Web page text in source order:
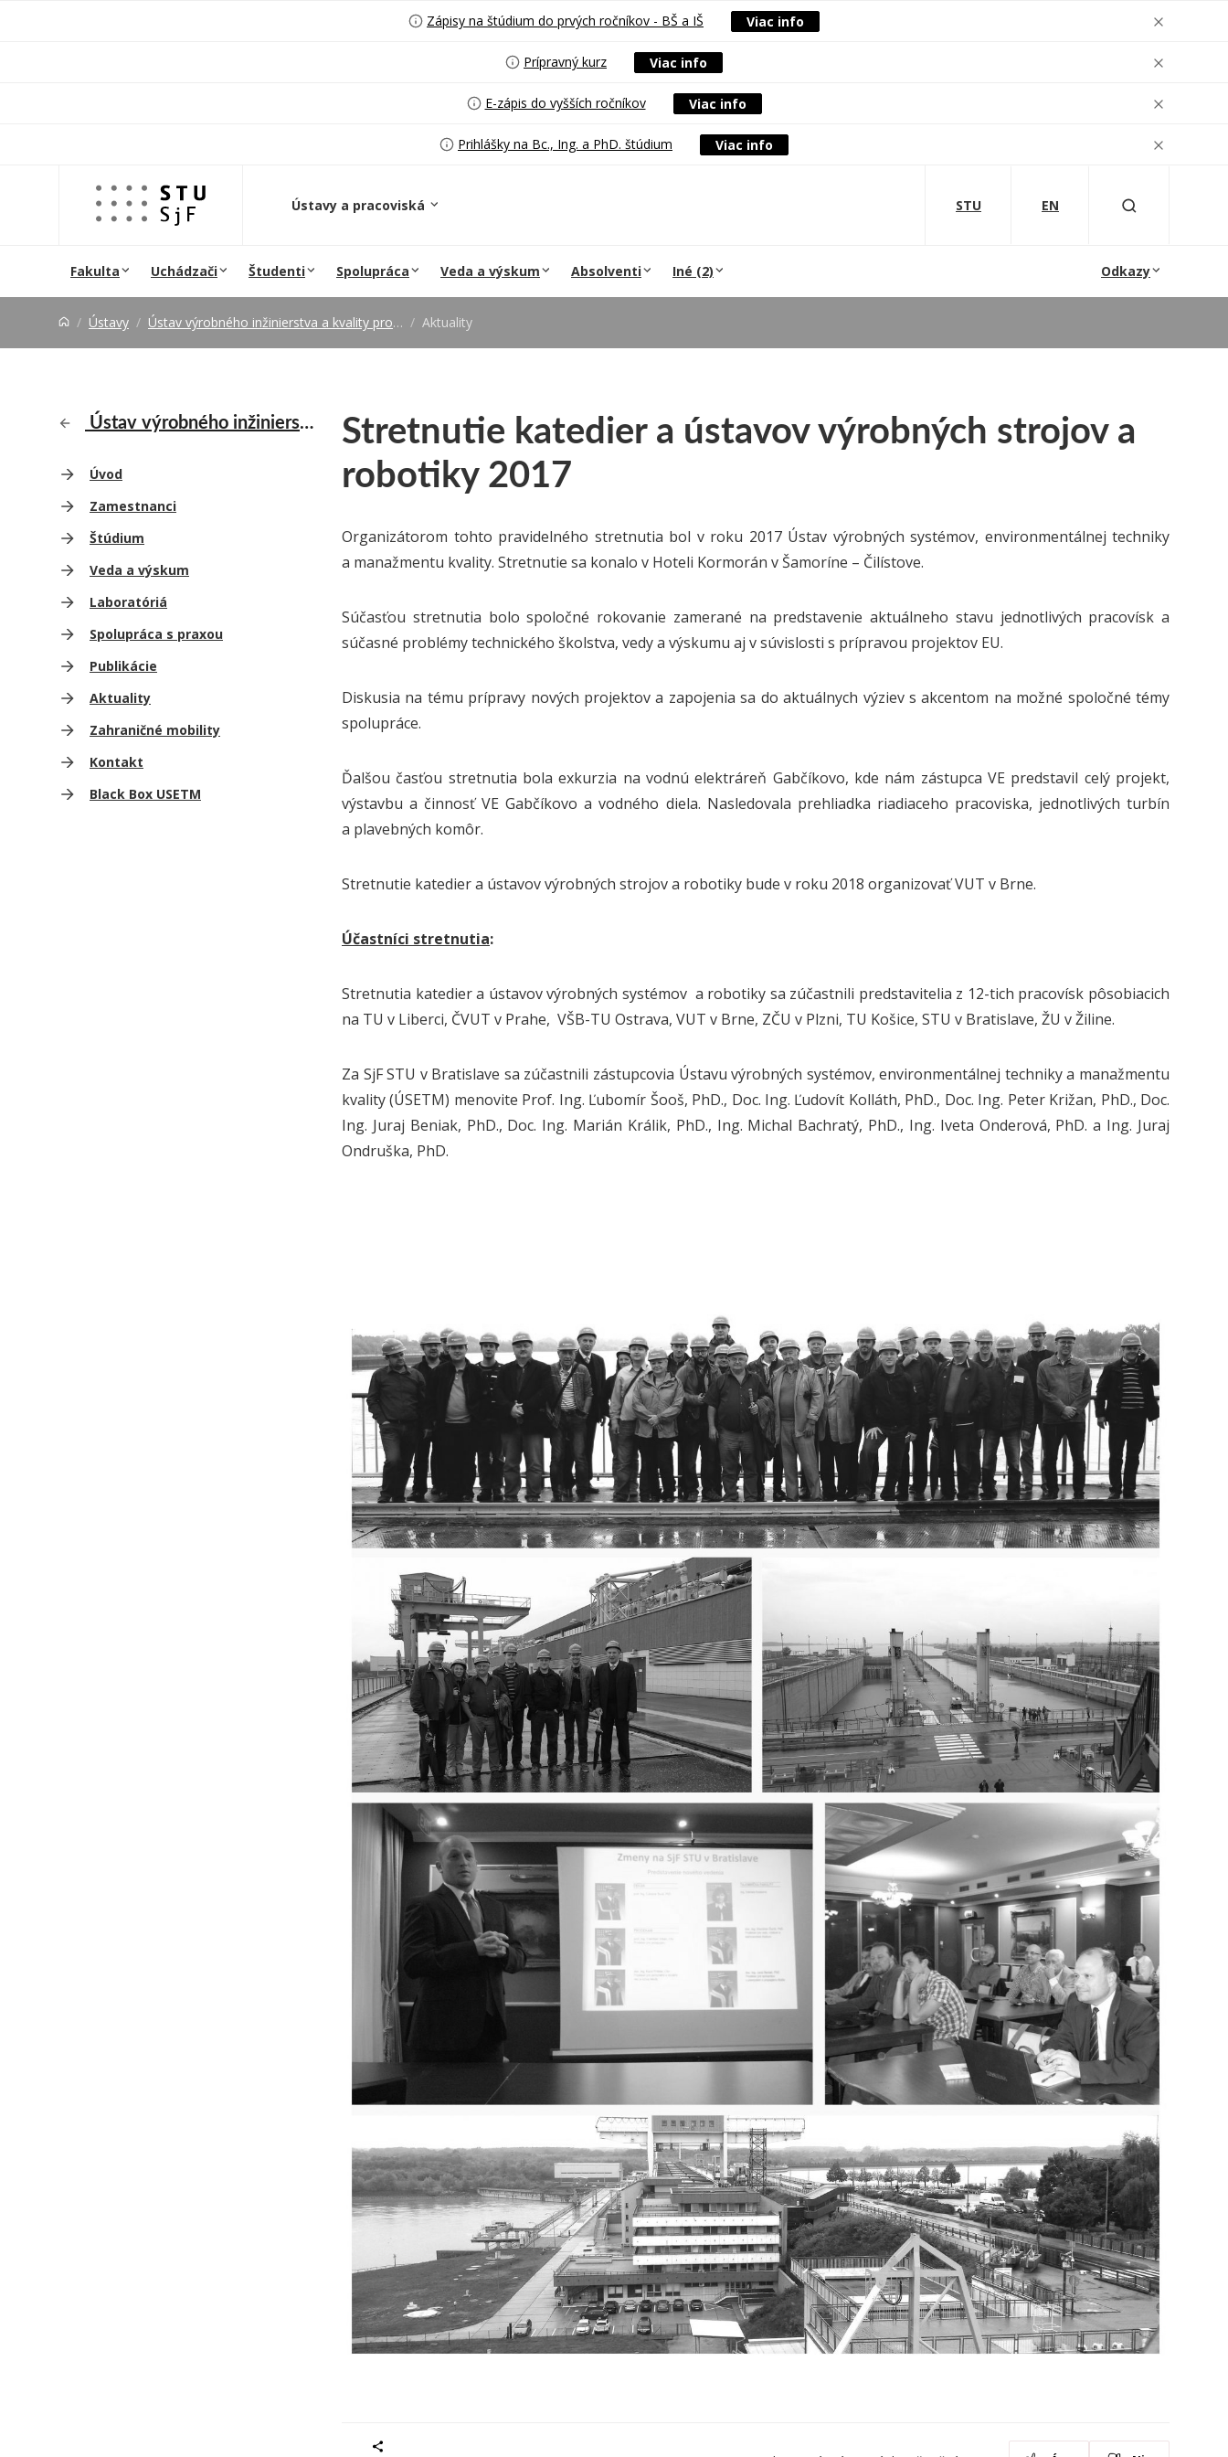
Zápisy na štúdium do prvých ročníkov - BŠ a IŠ Viac info
Prípravný kurz Viac info
E-zápis do vyšších ročníkov Viac info
Prihlášky na Bc., Ing. a PhD. štúdium Viac info
Ústavy a pracoviská STU EN
Fakulta Uchádzači Študenti Spolupráca Veda a výskum Absolventi Iné (2) Odkazy
Ústavy Ústav výrobného inžinierstva a kvality produkcie Aktuality
Ústav výrobného inžinierstva a kvality produkcie
Úvod
Zamestnanci
Štúdium
Veda a výskum
Laboratóriá
Spolupráca s praxou
Publikácie
Aktuality
Zahraničné mobility
Kontakt
Black Box USETM
Stretnutie katedier a ústavov výrobných strojov a
robotiky 2017
Organizátorom tohto pravidelného stretnutia bol v roku 2017 Ústav výrobných systémov, environmentálnej techniky
a manažmentu kvality. Stretnutie sa konalo v Hoteli Kormorán v Šamoríne – Čilístove.
Súčasťou stretnutia bolo spoločné rokovanie zamerané na predstavenie aktuálneho stavu jednotlivých pracovísk a
súčasné problémy technického školstva, vedy a výskumu aj v súvislosti s prípravou projektov EU.
Diskusia na tému prípravy nových projektov a zapojenia sa do aktuálnych výziev s akcentom na možné spoločné témy
spolupráce.
Ďalšou časťou stretnutia bola exkurzia na vodnú elektráreň Gabčíkovo, kde nám zástupca VE predstavil celý projekt,
výstavbu a činnosť VE Gabčíkovo a vodného diela. Nasledovala prehliadka riadiaceho pracoviska, jednotlivých turbín
a plavebných komôr.
Stretnutie katedier a ústavov výrobných strojov a robotiky bude v roku 2018 organizovať VUT v Brne.
Účastníci stretnutia:
Stretnutia katedier a ústavov výrobných systémov a robotiky sa zúčastnili predstavitelia z 12-tich pracovísk pôsobiacich
na TU v Liberci, ČVUT v Prahe, VŠB-TU Ostrava, VUT v Brne, ZČU v Plzni, TU Košice, STU v Bratislave, ŽU v Žiline.
Za SjF STU v Bratislave sa zúčastnili zástupcovia Ústavu výrobných systémov, environmentálnej techniky a manažmentu
kvality (ÚSETM) menovite Prof. Ing. Ľubomír Šooš, PhD., Doc. Ing. Ľudovít Kolláth, PhD., Doc. Ing. Peter Križan, PhD., Doc.
Ing. Juraj Beniak, PhD., Doc. Ing. Marián Králik, PhD., Ing. Michal Bachratý, PhD., Ing. Iveta Onderová, PhD. a Ing. Juraj
Ondruška, PhD.